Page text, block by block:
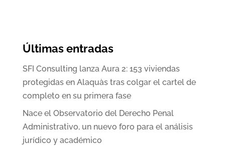
Últimas entradas
SFI Consulting lanza Aura 2: 153 viviendas
protegidas en Alaquàs tras colgar el cartel de
completo en su primera fase
Nace el Observatorio del Derecho Penal
Administrativo, un nuevo foro para el análisis
jurídico y académico